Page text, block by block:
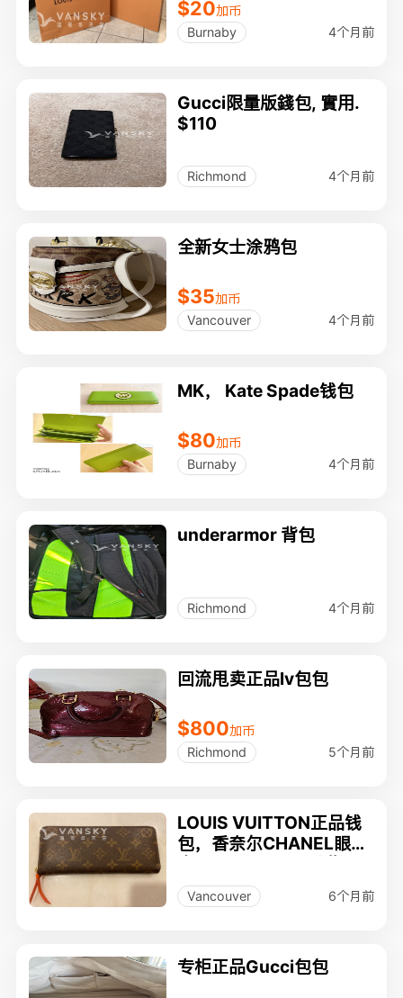
$20加币
Burnaby
4个月前
Gucci限量版錢包, 實用.
$110
Richmond 4个月前
全新女士涂鸦包
$35加币
Vancouver
4个月前
MK， Kate Spade钱包
$80加币
Burnaby
4个月前
underarmor 背包
Richmond 4个月前
回流甩卖正品lv包包
$800加币
Richmond
5个月前
LOUIS VUITTON正品钱
包，香奈尔CHANEL眼镜
ARKER圆珠笔
Vancouver 6个月前
专柜正品Gucci包包